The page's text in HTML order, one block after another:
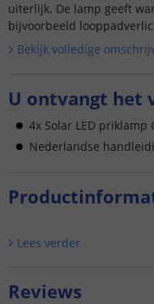
uiterlijk. De lamp geeft
bijvoorbeeld
e...Bekijk volledige
U ontvangt het
4x Solar LED priklamp
Nederlandse
Lees verder
Reviews